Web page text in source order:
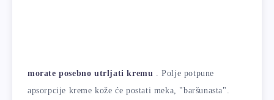
morate posebno utrljati kremu . Polje potpune
apsorpcije kreme kože će postati meka, "baršunasta".